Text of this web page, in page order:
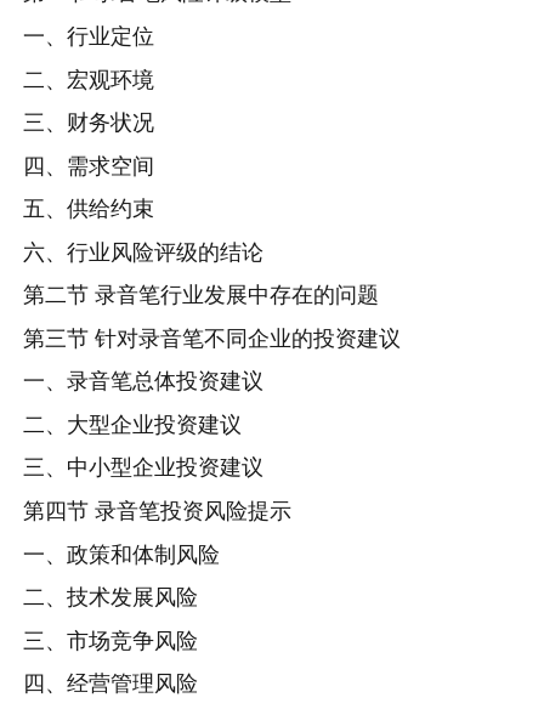
一、行业定位
二、宏观环境
三、财务状况
四、需求空间
五、供给约束
六、行业风险评级的结论
第二节 录音笔行业发展中存在的问题
第三节 针对录音笔不同企业的投资建议
一、录音笔总体投资建议
二、大型企业投资建议
三、中小型企业投资建议
第四节 录音笔投资风险提示
一、政策和体制风险
二、技术发展风险
三、市场竞争风险
四、经营管理风险